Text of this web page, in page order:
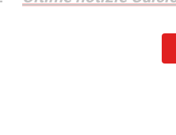
NOSTRE TOP